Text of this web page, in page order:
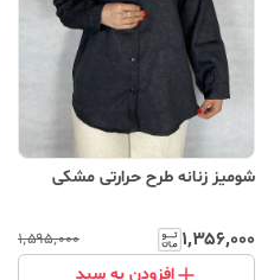
شومیز زنانه طرح حرارتی مشکی
۱٬۳۵۶٬۰۰۰ ۱٬۵۹۵٬۰۰۰
افزودن به سبد